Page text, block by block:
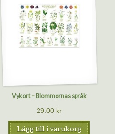
Vykort – Blommornas språk
29.00 kr
Lägg till i varukorg